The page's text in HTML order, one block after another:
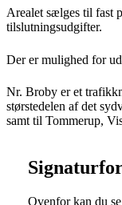
Arealet sælges til fast
tilslutningsudgifter.
Der er mulighed for
Nr. Broby er et
størstedelen af det
samt til Tommerup,
Ovenfor kan du